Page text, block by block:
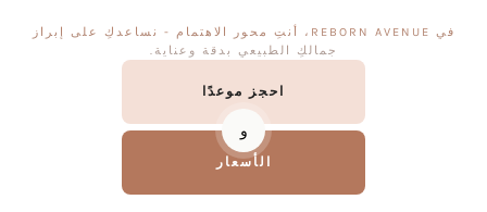
في REBORN AVENUE، أنتِ محور الاهتمام - نساعدكِ على إبراز
جمالكِ الطبيعي بدقة وعناية.
احجز موعدًا
و
الأسعار